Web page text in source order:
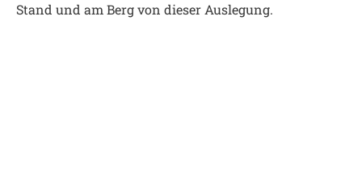
Stand und am Berg von dieser Auslegung.